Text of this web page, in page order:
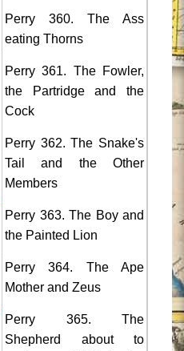
Perry 360. The Ass
eating Thorns
Perry 361. The Fowler,
the Partridge and the
Cock
Perry 362. The Snake's
Tail and the Other
Members
Perry 363. The Boy and
the Painted Lion
Perry 364. The Ape
Mother and Zeus
Perry 365. The
Shepherd about to